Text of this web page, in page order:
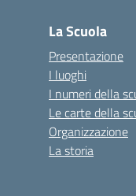
La Scuola
Presentazione
I luoghi
I numeri della
Le carte della
Organizzazione
La storia